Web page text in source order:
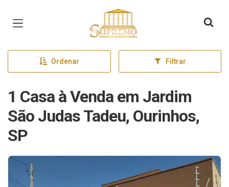
Página inicial
Ordenar Filtrar
1 Casa à Venda em Jardim
São Judas Tadeu, Ourinhos,
SP